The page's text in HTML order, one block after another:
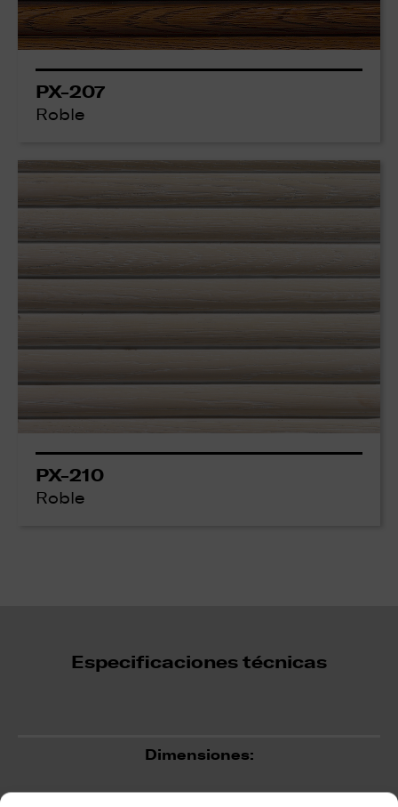
PX-207
Roble
PX-210
Roble
Especificaciones técnicas
Dimensiones: